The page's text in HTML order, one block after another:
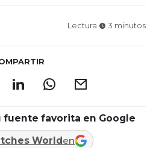
Lectura 3 minutos
fuente favorita en Google
Worlden